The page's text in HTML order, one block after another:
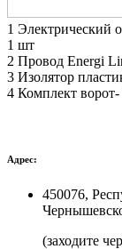
1 Электрический
1 шт
2 Провод Energi
3 Изолятор
4 Комплект
Адрес:
450076,
(заходите